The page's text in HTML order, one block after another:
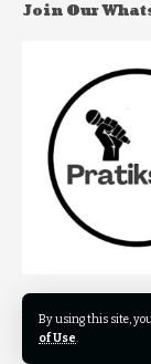
By using this site,
of Use.
Join Our
Join to our
instantly!